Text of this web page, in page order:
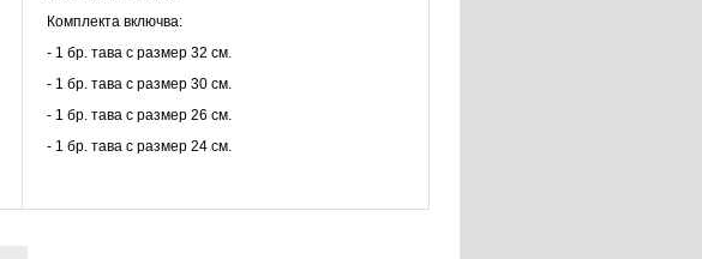
Комплекта включва:
- 1 бр. тава с размер 32 см.
- 1 бр. тава с размер 30 см.
- 1 бр. тава с размер 26 см.
- 1 бр. тава с размер 24 см.